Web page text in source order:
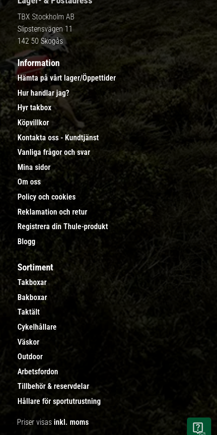
TBX Stockholm AB
Slipstensvägen 11
142 50 Skogås
Information
Hämta på vårt lager/Öppettider
Hur handlar jag?
Hyr takbox
Köpvillkor
Kontakta oss - Kundtjänst
Vanliga frågor och svar
Mina sidor
Om oss
Policy och cookies
Reklamation och retur
Registrera din Thule-produkt
Blogg
Sortiment
Takboxar
Bakboxar
Taktält
Cykelhållare
Väskor
Outdoor
Arbetsfordon
Tillbehör & reservdelar
Hållare för sportutrustning
Priser visas inkl. moms